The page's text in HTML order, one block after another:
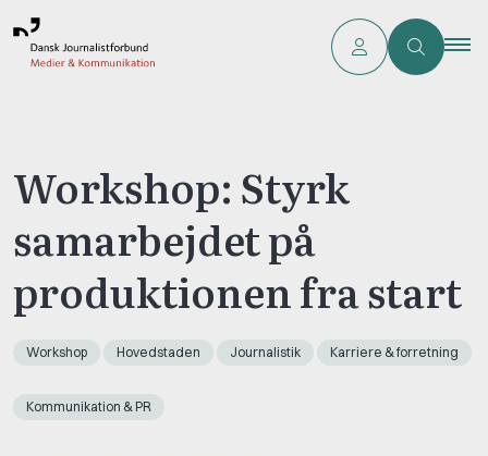
Workshop: Styrk
samarbejdet på
produktionen fra start
Workshop Hovedstaden Journalistik Karriere & forretning
Kommunikation & PR